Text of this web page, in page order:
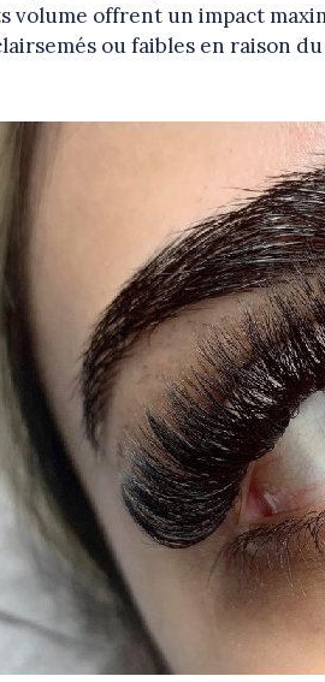
volume offrent un impact
ou faibles en raison